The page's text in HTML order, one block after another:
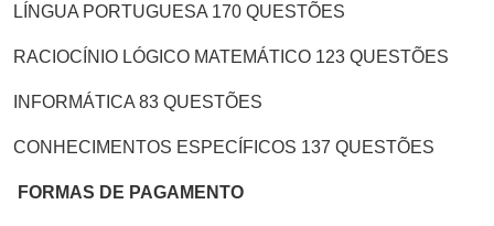
LÍNGUA PORTUGUESA 170 QUESTÕES
RACIOCÍNIO LÓGICO MATEMÁTICO 123 QUESTÕES
INFORMÁTICA 83 QUESTÕES
CONHECIMENTOS ESPECÍFICOS 137 QUESTÕES
FORMAS DE PAGAMENTO